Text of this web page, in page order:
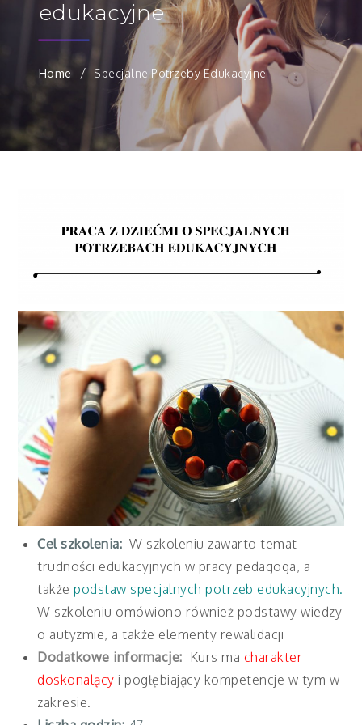
edukacyjne
Home Specjalne Potrzeby Edukacyjne
Cel szkolenia: W szkoleniu zawarto temat
trudności edukacyjnych w pracy pedagoga, a
takżepodstaw specjalnych potrzeb edukacyjnych.
W szkoleniu omówiono również podstawy wiedzy
o autyzmie, a także elementy rewalidacji
Dodatkowe informacje: Kurs ma charakter
doskonalący i pogłębiający kompetencje w tym w
zakresie.